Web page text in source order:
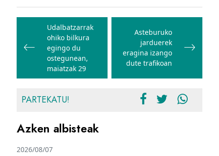
Bidalketetan
zehar
nabigatu
Udalbatzarrak
ohiko bilkura
egingo du
ostegunean,
maiatzak 29
Asteburuko
jarduerek
eragina izango
dute trafikoan
PARTEKATU!
Azken albisteak
2026/08/07